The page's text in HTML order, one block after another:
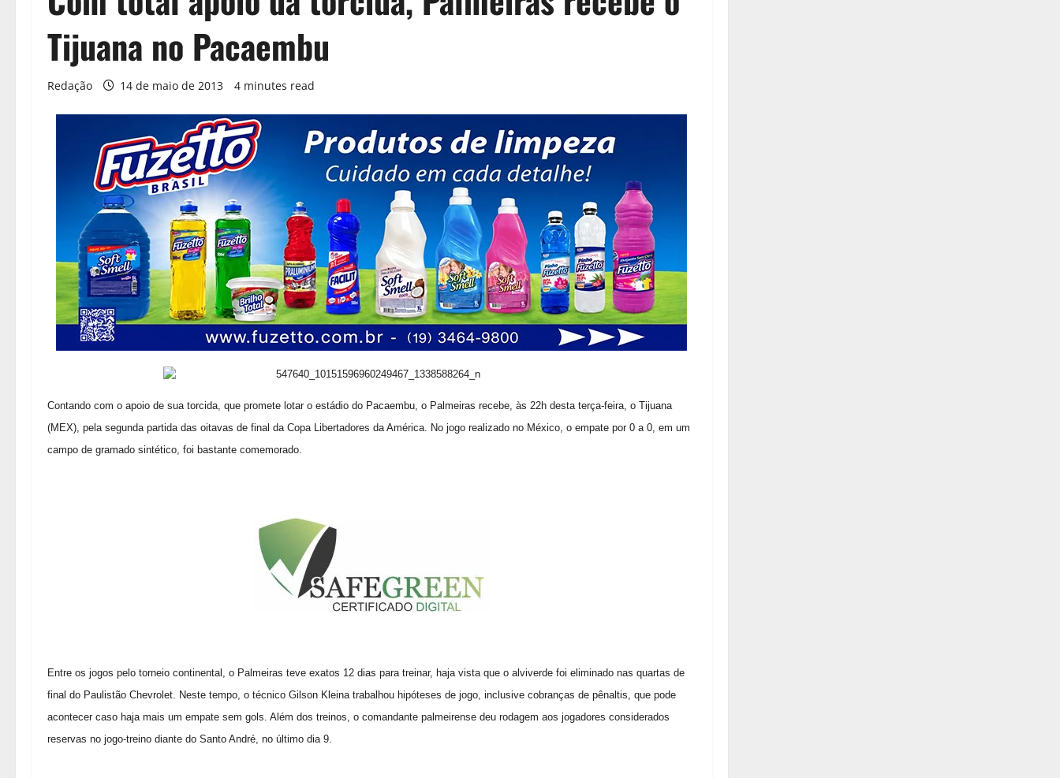
Tijuana no Pacaembu
Redação 14 de maio de 2013 4 minutes read
Contando com o apoio de sua torcida, que promete lotar o estádio do Pacaembu, o Palmeiras recebe, às 22h desta terça-feira, o Tijuana
(MEX), pela segunda partida das oitavas de final da Copa Libertadores da América. No jogo realizado no México, o empate por 0 a 0, em um
campo de gramado sintético, foi bastante comemorado.
Entre os jogos pelo torneio continental, o Palmeiras teve exatos 12 dias para treinar, haja vista que o alviverde foi eliminado nas quartas de
final do Paulistão Chevrolet. Neste tempo, o técnico Gilson Kleina trabalhou hipóteses de jogo, inclusive cobranças de pênaltis, que pode
acontecer caso haja mais um empate sem gols. Além dos treinos, o comandante palmeirense deu rodagem aos jogadores considerados
reservas no jogo-treino diante do Santo André, no último dia 9.